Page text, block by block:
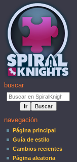
buscar
navegación
Página principal
Guía de estilo
Cambios recientes
Página aleatoria